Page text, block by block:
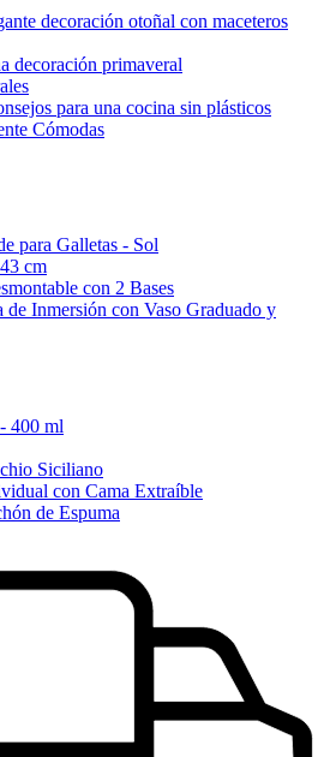
decoración otoñal con maceteros
decoración primaveral
para una cocina sin plásticos
Cómodas
para Galletas - Sol
cm
con 2 Bases
de Inmersión con Vaso Graduado y
400 ml
Siciliano
con Cama Extraíble
de Espuma